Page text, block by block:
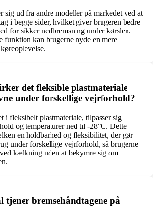
ud fra andre modeller på markedet ved at
i begge sider, hvilket giver brugeren bedre
for sikker nedbremsning under kørslen.
funktion kan brugerne nyde en mere
det fleksible plastmateriale
under forskellige vejrforhold?
i fleksibelt plastmateriale, tilpasser sig
og temperaturer ned til -28°C. Dette
en holdbarhed og fleksibilitet, der gør
under forskellige vejrforhold, så brugerne
kælkning uden at bekymre sig om
bremsehåndtagene på